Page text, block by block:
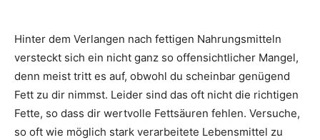
Hinter dem Verlangen nach fettigen Nahrungsmitteln
versteckt sich ein nicht ganz so offensichtlicher Mangel,
denn meist tritt es auf, obwohl du scheinbar genügend
Fett zu dir nimmst. Leider sind das oft nicht die richtigen
Fette, so dass dir wertvolle Fettsäuren fehlen. Versuche,
so oft wie möglich stark verarbeitete Lebensmittel zu